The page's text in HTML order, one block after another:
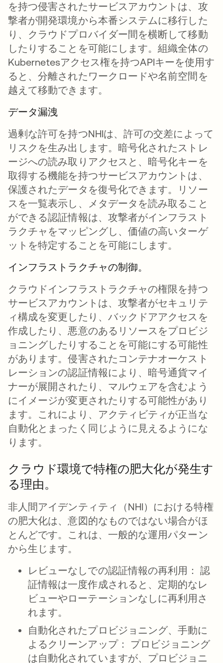
を持つ侵害されたサービスアカウントは、攻
撃者が開発環境から本番システムに移行した
り、クラウドプロバイダー間を横断して移動
したりすることを可能にします。組織全体の
Kubernetesアクセス権を持つAPIキーを使用す
ると、分離されたワークロードや名前空間を
越えて移動できます。
データ漏洩
過剰な許可を持つNHIは、許可の交差によって
リスクを生み出します。暗号化されたストレ
ージへの読み取りアクセスと、暗号化キーを
取得する機能を持つサービスアカウントは、
保護されたデータを復号化できます。リソー
スを一覧表示し、メタデータを読み取ること
ができる認証情報は、攻撃者がインフラスト
ラクチャをマッピングし、価値の高いターゲ
ットを特定することを可能にします。
インフラストラクチャの制御。
クラウドインフラストラクチャの権限を持つ
サービスアカウントは、攻撃者がセキュリテ
ィ構成を変更したり、バックドアアクセスを
作成したり、悪意のあるリソースをプロビジ
ョニングしたりすることを可能にする可能性
があります。侵害されたコンテナオーケスト
レーションの認証情報により、暗号通貨マイ
ナーが展開されたり、マルウェアを含むよう
にイメージが変更されたりする可能性があり
ます。これにより、アクティビティが正当な
自動化とまったく同じように見えるようにな
ります。
クラウド環境で特権の肥大化が発生す
る理由。
非人間アイデンティティ（NHI）における特権
の肥大化は、意図的なものではない場合がほ
とんどです。これは、一般的な運用パターン
から生じます。
レビューなしでの認証情報の再利用：
認
証情報は一度作成されると、定期的なレ
ビューやローテーションなしに再利用さ
れます。
自動化されたプロビジョニング、手動に
よるクリーンアップ：
プロビジョニング
は自動化されていますが、プロビジョニ